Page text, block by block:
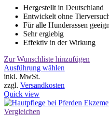
Hergestellt in Deutschland
Entwickelt ohne
Für alle Hunderassen
Sehr ergiebig
Effektiv in der Wirkung
Zur Wunschliste hinzufügen
Ausführung wählen
Varianten
inkl. MwSt.
zzgl. Versandkosten
Quick view
Vergleichen